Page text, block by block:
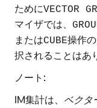
ためにVECTOR
マイザでは、
またはCUBE操作
択されることはあ
ノート:
IM集計は、 ベクタ